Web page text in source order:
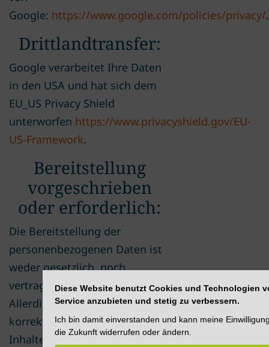
Google: https://www.google.com/policies/privacy/.
Drittlandtransfer:
Google verarbeitet Ihre Daten
in den USA und hat sich dem
EU_US Privacy Shield
unterworfen https://www.privacyshield.gov/EU-
US-Framework.
Bereitstellung
vorgeschrieben
oder erforderlich:
Die Bereitstellung der
personenbezogenen Daten ist
weder gesetzlich, noch
vertraglich vorgeschrieben.
Allerdings kann ggfs. die
korrekte Darstellung der
Inhalte durch
Diese Website benutzt Cookies und Technologien
Service anzubieten und stetig zu verbessern.
Ich bin damit einverstanden und kann meine
die Zukunft widerrufen oder ändern.